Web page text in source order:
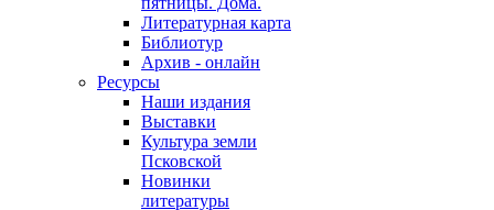
Литературная карта
Библиотур
Архив - онлайн
Ресурсы
Наши издания
Выставки
Культура земли
Псковской
Новинки
литературы